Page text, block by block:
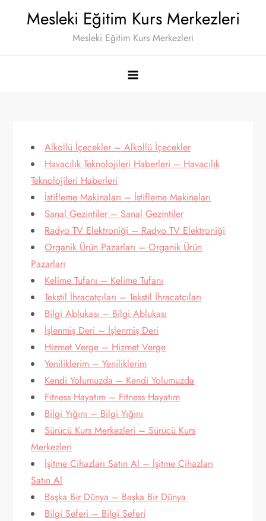
Mesleki Eğitim Kurs Merkezleri
Mesleki Eğitim Kurs Merkezleri
Alkollü İçecekler – Alkollü İçecekler
Havacılık Teknolojileri Haberleri – Havacılık
Teknolojileri Haberleri
İstifleme Makinaları – İstifleme Makinaları
Sanal Gezintiler – Sanal Gezintiler
Radyo TV Elektroniği – Radyo TV Elektroniği
Organik Ürün Pazarları – Organik Ürün
Pazarları
Kelime Tufanı – Kelime Tufanı
Tekstil İhracatçıları – Tekstil İhracatçıları
Bilgi Ablukası – Bilgi Ablukası
İşlenmiş Deri – İşlenmiş Deri
Hizmet Verge – Hizmet Verge
Yeniliklerim – Yeniliklerim
Kendi Yolumuzda – Kendi Yolumuzda
Fitness Hayatım – Fitness Hayatım
Bilgi Yığını – Bilgi Yığını
Sürücü Kurs Merkezleri – Sürücü Kurs
Merkezleri
İşitme Cihazları Satın Al – İşitme Cihazları
Satın Al
Başka Bir Dünya – Başka Bir Dünya
Bilgi Seferi – Bilgi Seferi